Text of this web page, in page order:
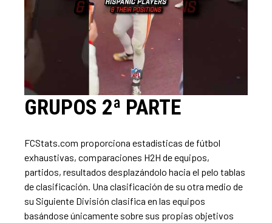
GRUPOS 2ª PARTE
FCStats.com proporciona estadísticas de fútbol
exhaustivas, comparaciones H2H de equipos,
partidos, resultados desplazándolo hacia el pelo tablas
de clasificación. Una clasificación de su otra medio de
su Siguiente División clasifica en las equipos
basándose únicamente sobre sus propias objetivos